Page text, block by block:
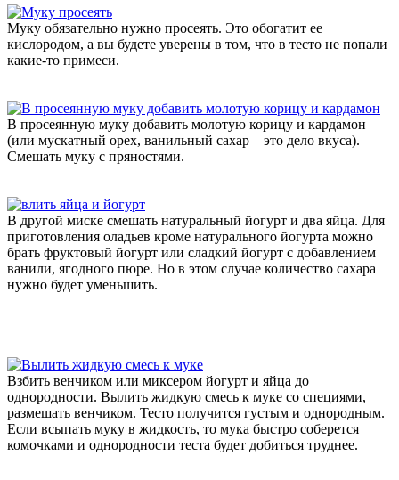
Муку обязательно нужно просеять. Это обогатит ее
кислородом, а вы будете уверены в том, что в тесто не попали
какие-то примеси.
В просеянную муку добавить молотую корицу и кардамон
(или мускатный орех, ванильный сахар – это дело вкуса).
Смешать муку с пряностями.
В другой миске смешать натуральный йогурт и два яйца. Для
приготовления оладьев кроме натурального йогурта можно
брать фруктовый йогурт или сладкий йогурт с добавлением
ванили, ягодного пюре. Но в этом случае количество сахара
нужно будет уменьшить.
Взбить венчиком или миксером йогурт и яйца до
однородности. Вылить жидкую смесь к муке со специями,
размешать венчиком. Тесто получится густым и однородным.
Если всыпать муку в жидкость, то мука быстро соберется
комочками и однородности теста будет добиться труднее.